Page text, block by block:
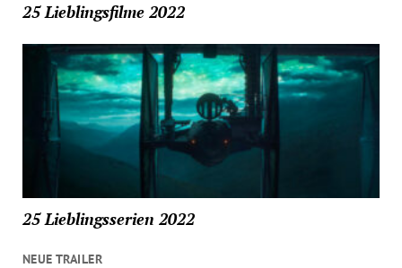
25 Lieblingsfilme 2022
25 Lieblingsserien 2022
NEUE TRAILER